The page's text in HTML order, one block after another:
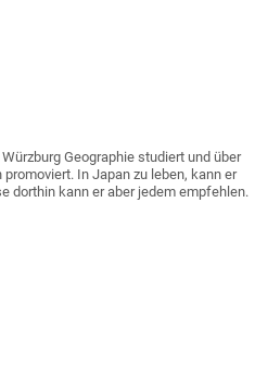
Geographie studiert und über
In Japan zu leben, kann er
dorthin kann er aber jedem empfehlen.